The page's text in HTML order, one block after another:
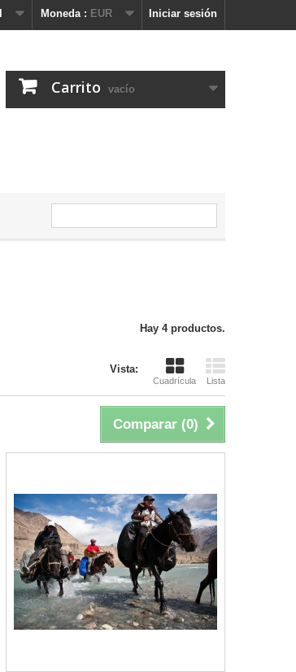
Iniciar sesión
Moneda : EUR
Carrito vacío
Hay 4 productos.
Vista:
Cuadrícula Lista
Comparar (0)